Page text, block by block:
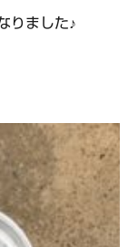
りました♪